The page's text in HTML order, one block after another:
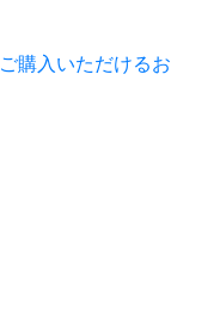
購入いただけるお